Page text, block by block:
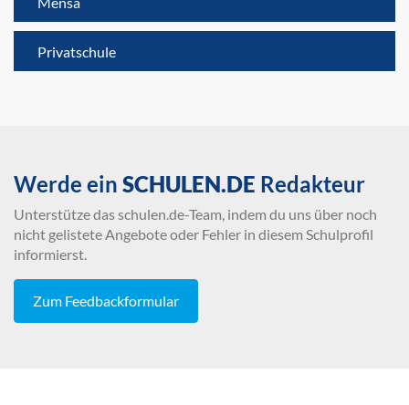
Privatschule
Werde ein SCHULEN.DE Redakteur
Unterstütze das schulen.de-Team, indem du uns über noch
nicht gelistete Angebote oder Fehler in diesem Schulprofil
informierst.
Zum Feedbackformular